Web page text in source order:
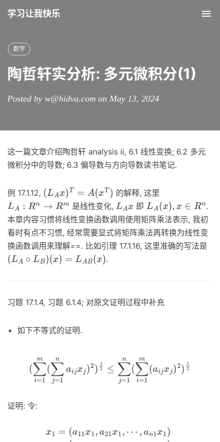
学习让我快乐
数学
陶哲轩实分析: 多元微积分(1)
Posted by w@hidva.com on May 13, 2024
这一篇文章介绍陶哲轩 analysis ii, 6.1 线性变换; 6.2 多元
微积分中的导数; 6.3 偏导数与方向导数读书笔记.
例 17.1.12, (LAx)T= A(x T)
的解释, 这里
LA: R n→R m 是线性变化, LAx 即LA(x),x∈Rn
.
本章内容习惯将线性变换函数调用使用矩阵乘法表示, 我初
看时有点不习惯, 经常需要显式将矩阵乘法再转换为线性变
换函数调用来理解==. 比如引理 17.1.16, 这里准确的写法是
(LA∘ LB)(x)=LA B(x) .
习题 17.1.4, 习题 6.1.4; 对原文证明过程中补充
如下不等式的证明.
∑i=1m(∑j= j)2) 12 ≤∑ j=1n(∑i=1m xj )2 )1
证明: 令:
a11 x1, a21x1,⋯ an1x1)x2= (a12x2,a22